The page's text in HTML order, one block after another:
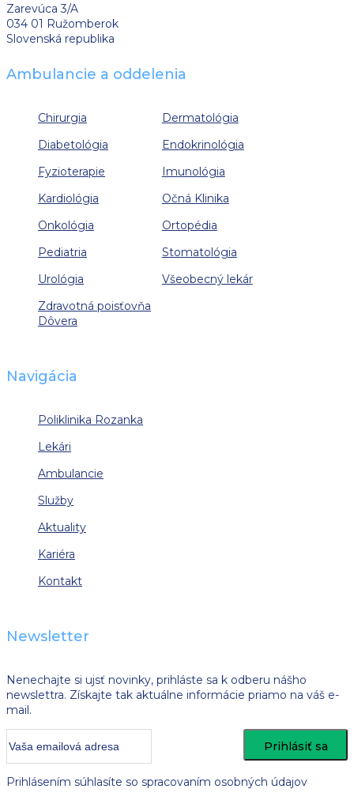
Zarevúca 3/A
034 01 Ružomberok
Slovenská republika
Ambulancie a oddelenia
Chirurgia
Dermatológia
Diabetológia
Endokrinológia
Fyzioterapie
Imunológia
Kardiológia
Očná Klinika
Onkológia
Ortopédia
Pediatria
Stomatológia
Urológia
Všeobecný lekár
Zdravotná poisťovňa
Dôvera
Navigácia
Poliklinika Rozanka
Lekári
Ambulancie
Služby
Aktuality
Kariéra
Kontakt
Newsletter
Nenechajte si ujsť novinky, prihláste sa k odberu nášho
newslettra. Získajte tak aktuálne informácie priamo na váš e-
mail.
Prihlásením súhlasíte so spracovaním osobných údajov